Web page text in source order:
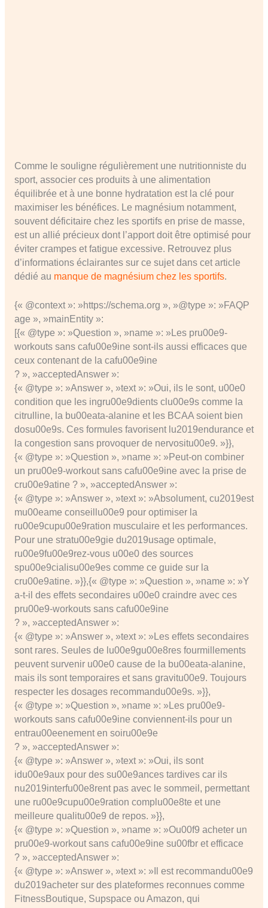
Comme le souligne régulièrement une nutritionniste du
sport, associer ces produits à une alimentation
équilibrée et à une bonne hydratation est la clé pour
maximiser les bénéfices. Le magnésium notamment,
souvent déficitaire chez les sportifs en prise de masse,
est un allié précieux dont l’apport doit être optimisé pour
éviter crampes et fatigue excessive. Retrouvez plus
d’informations éclairantes sur ce sujet dans cet article
dédié au manque de magnésium chez les sportifs.
{« @context »: »https://schema.org », »@type »: »FAQP
age », »mainEntity »:
[{« @type »: »Question », »name »: »Les pru00e9-
workouts sans cafu00e9ine sont-ils aussi efficaces que
ceux contenant de la cafu00e9ine
? », »acceptedAnswer »:
{« @type »: »Answer », »text »: »Oui, ils le sont, u00e0
condition que les ingru00e9dients clu00e9s comme la
citrulline, la bu00eata-alanine et les BCAA soient bien
dosu00e9s. Ces formules favorisent lu2019endurance et
la congestion sans provoquer de nervositu00e9. »}},
{« @type »: »Question », »name »: »Peut-on combiner
un pru00e9-workout sans cafu00e9ine avec la prise de
cru00e9atine ? », »acceptedAnswer »:
{« @type »: »Answer », »text »: »Absolument, cu2019est
mu00eame conseillu00e9 pour optimiser la
ru00e9cupu00e9ration musculaire et les performances.
Pour une stratu00e9gie du2019usage optimale,
ru00e9fu00e9rez-vous u00e0 des sources
spu00e9cialisu00e9es comme ce guide sur la
cru00e9atine. »}},{« @type »: »Question », »name »: »Y
a-t-il des effets secondaires u00e0 craindre avec ces
pru00e9-workouts sans cafu00e9ine
? », »acceptedAnswer »:
{« @type »: »Answer », »text »: »Les effets secondaires
sont rares. Seules de lu00e9gu00e8res fourmillements
peuvent survenir u00e0 cause de la bu00eata-alanine,
mais ils sont temporaires et sans gravitu00e9. Toujours
respecter les dosages recommandu00e9s. »}},
{« @type »: »Question », »name »: »Les pru00e9-
workouts sans cafu00e9ine conviennent-ils pour un
entrau00eenement en soiru00e9e
? », »acceptedAnswer »:
{« @type »: »Answer », »text »: »Oui, ils sont
idu00e9aux pour des su00e9ances tardives car ils
nu2019interfu00e8rent pas avec le sommeil, permettant
une ru00e9cupu00e9ration complu00e8te et une
meilleure qualitu00e9 de repos. »}},
{« @type »: »Question », »name »: »Ou00f9 acheter un
pru00e9-workout sans cafu00e9ine su00fbr et efficace
? », »acceptedAnswer »:
{« @type »: »Answer », »text »: »Il est recommandu00e9
du2019acheter sur des plateformes reconnues comme
FitnessBoutique, Supspace ou Amazon, qui